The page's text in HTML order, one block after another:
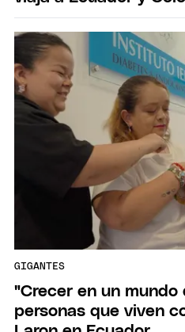
GIGANTES
"Crecer en un
personas que viven